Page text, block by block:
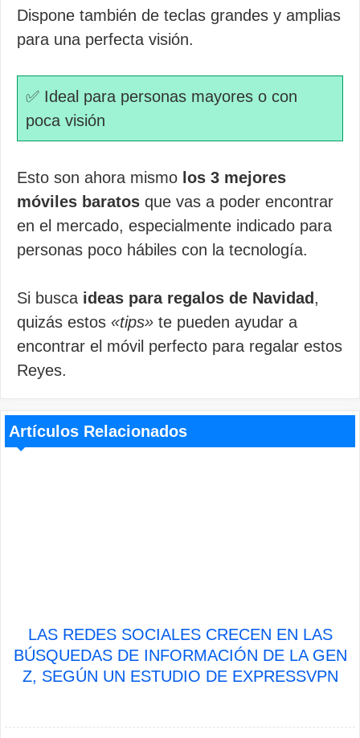
Dispone también de teclas grandes y amplias
para una perfecta visión.
✅ Ideal para personas mayores o con
poca visión
Esto son ahora mismo los 3 mejores
móviles baratos que vas a poder encontrar
en el mercado, especialmente indicado para
personas poco hábiles con la tecnología.
Si busca ideas para regalos de Navidad ,
quizás estos «tips» te pueden ayudar a
encontrar el móvil perfecto para regalar estos
Reyes.
Artículos Relacionados
LAS REDES SOCIALES CRECEN EN LAS
BÚSQUEDAS DE INFORMACIÓN DE LA GEN
Z, SEGÚN UN ESTUDIO DE EXPRESSVPN